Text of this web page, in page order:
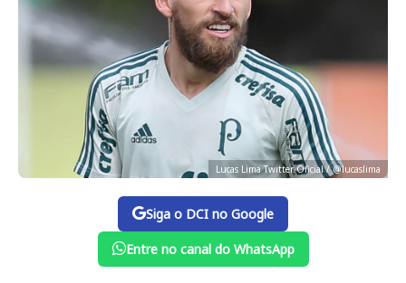
Lucas Lima Twitter Oficial / @lucaslima
Siga o DCI no Google
Entre no canal do WhatsApp